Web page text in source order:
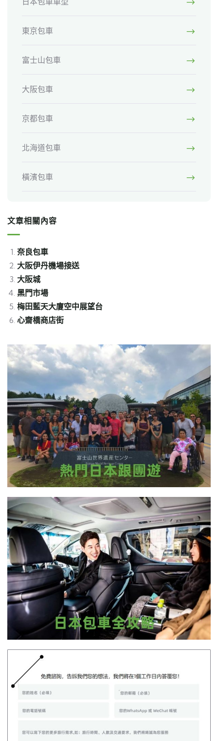
東京包車
富士山包車
大阪包車
京都包車
北海道包車
橫濱包車
文章相關內容
奈良包車
大阪伊丹機場接送
大阪城
黑門市場
梅田藍天大廈空中展望台
心齋橋商店街